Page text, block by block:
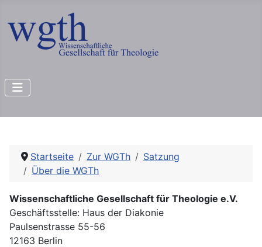
Startseite Zur WGTh
Satzung
Über die WGTh
Wissenschaftliche Gesellschaft für Theologie e.V.
Geschäftsstelle: Haus der Diakonie
Paulsenstrasse 55-56
12163 Berlin